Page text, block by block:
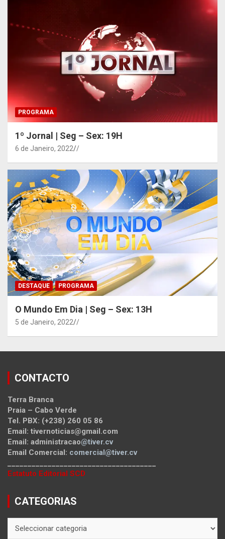
PROGRAMA
1º Jornal | Seg – Sex: 19H
6 de Janeiro, 2022 /
DESTAQUE PROGRAMA
O Mundo Em Dia | Seg – Sex: 13H
5 de Janeiro, 2022 /
CONTACTO
Terra Branca
Praia – Cabo Verde
Tel. PBX: (+238) 260 05 86
Email: tivernoticias@gmail.com
Email: administracao@tiver.cv
Email Comercial: comercial@tiver.cv
Estatuto Editorial SCD
CATEGORIAS